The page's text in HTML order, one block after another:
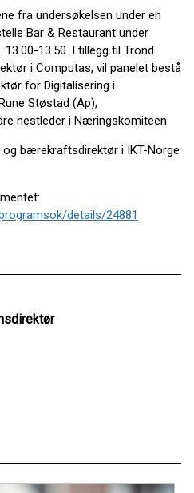
fra undersøkelsen under en
Bar & Restaurant under
13.50. I tillegg til Trond
i Computas, vil panelet bestå
for Digitalisering i
Støstad (Ap),
nestleder i Næringskomiteen.
og bærekraftsdirektør i IKT-Norge
details/24881